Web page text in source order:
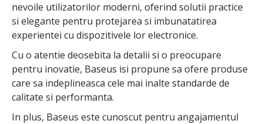
nevoile utilizatorilor moderni, oferind solutii practice
si elegante pentru protejarea si imbunatatirea
experientei cu dispozitivele lor electronice.
Cu o atentie deosebita la detalii si o preocupare
pentru inovatie, Baseus isi propune sa ofere produse
care sa indeplineasca cele mai inalte standarde de
calitate si performanta.
In plus, Baseus este cunoscut pentru angajamentul